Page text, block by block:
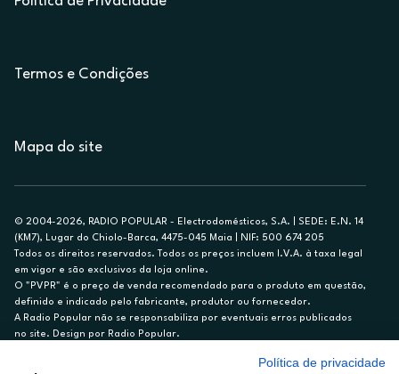
Termos e Condições
Mapa do site
© 2004-2026, RADIO POPULAR - Electrodomésticos, S.A. | SEDE: E.N. 14
(KM7), Lugar do Chiolo-Barca, 4475-045 Maia | NIF: 500 674 205
Todos os direitos reservados. Todos os preços incluem I.V.A. à taxa legal
em vigor e são exclusivos da loja online.
O "PVPR" é o preço de venda recomendado para o produto em questão,
definido e indicado pelo fabricante, produtor ou fornecedor.
A Radio Popular não se responsabiliza por eventuais erros publicados
no site. Design por Radio Popular.
Política de privacidade